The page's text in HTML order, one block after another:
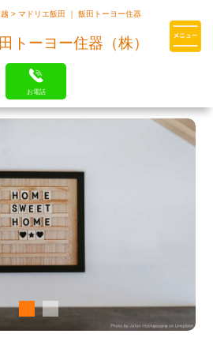
はLIXILの厳しい基準を
越>マドリエ飯田 ｜ 飯田トーヨー住器
トーヨー住器（株）
お電話